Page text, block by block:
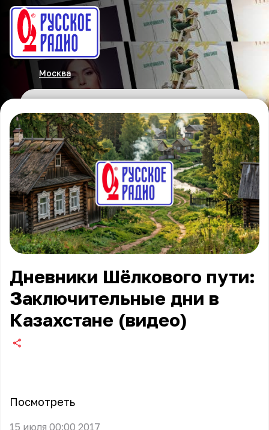
Москва
Дневники Шёлкового пути:
Заключительные дни в
Казахстане (видео)
Посмотреть
15 июля 00:00 2017